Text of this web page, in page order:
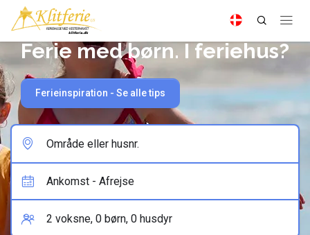
Ferie med børn. I feriehus?
Ferieinspiration - Se alle tips